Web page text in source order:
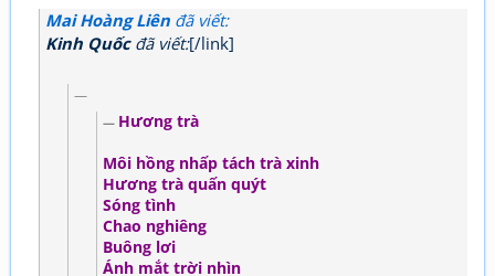
Mai Hoàng Liên đã viết:
Kinh Quốcđã viết:[/link]
Hương trà
Môi hồng nhấp tách trà xinh
Hương trà quấn quýt
Sóng tình
Chao nghiêng
Buông lơi
Ánh mắt trời nhìn